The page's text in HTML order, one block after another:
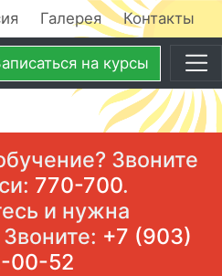
Галерея Контакты
на курсы
Звоните
770-700.
и нужна
+7 (903)
00-52